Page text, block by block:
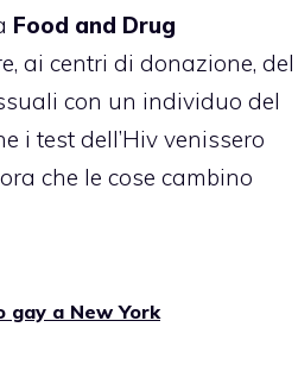
Food and Drug
ai centri di donazione, del
con un individuo del
i test dell’Hiv venissero
che le cose cambino
gay a New York